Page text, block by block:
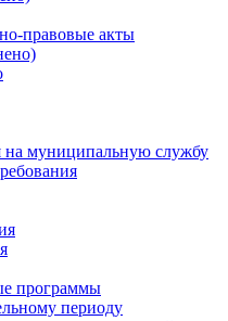
правовые акты
на муниципальную службу
программы
периоду